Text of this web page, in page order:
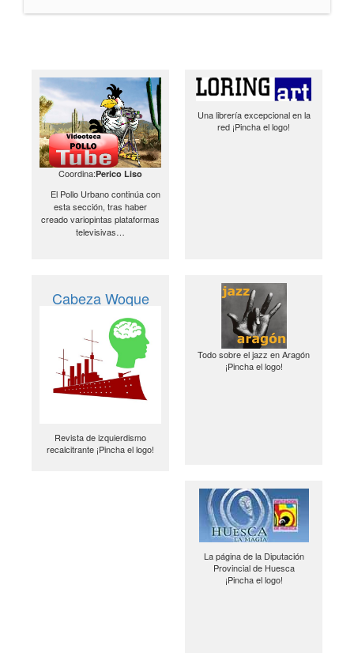
Coordina:Perico Liso
El Pollo Urbano continúa con
esta sección, tras haber
creado variopintas plataformas
televisivas…
Una librería excepcional en la
red ¡Pincha el logo!
Cabeza Woque
Revista de izquierdismo
recalcitrante ¡Pincha el logo!
Todo sobre el jazz en Aragón
¡Pincha el logo!
La página de la Diputación
Provincial de Huesca
¡Pincha el logo!